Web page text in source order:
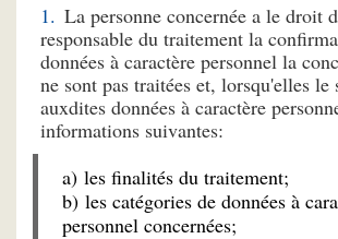
La personne concernée a le droit
responsable du traitement la
données à caractère personnel la
ne sont pas traitées et, lorsqu'elles le
auxdites données à caractère
informations suivantes:
a) les finalités du traitement;
b) les catégories de données à
personnel concernées;